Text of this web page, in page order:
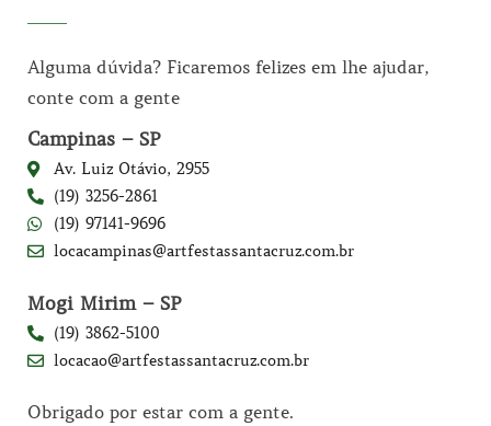
Alguma dúvida? Ficaremos felizes em lhe ajudar,
conte com a gente
Campinas – SP
Av. Luiz Otávio, 2955
(19) 3256-2861
(19) 97141-9696
locacampinas@artfestassantacruz.com.br
Mogi Mirim – SP
(19) 3862-5100
locacao@artfestassantacruz.com.br
Obrigado por estar com a gente.